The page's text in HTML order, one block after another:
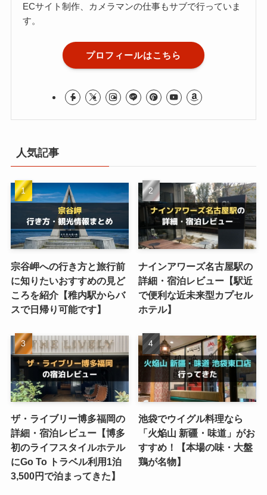
ECサイト制作、カメラマンの仕事もサブで行っていま
す。
プロフィールはこちら
人気記事
宗谷岬への行き方と旅行前
に知りたいおすすめの見ど
ころを紹介【稚内駅からバ
スで日帰り可能です】
ナインアワーズ名古屋駅の
詳細・宿泊レビュー【駅近
で便利な近未来型カプセル
ホテル】
ザ・ライブリー博多福岡の
詳細・宿泊レビュー【博多
初のライフスタイルホテル
にGo To トラベル利用1泊
3,500円で泊まってきた】
池袋でウイグル料理なら
「火焔山 新疆・味道」がお
すすめ！【本場の味・大盤
鶏が名物】